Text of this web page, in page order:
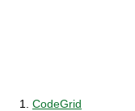
CodeGrid